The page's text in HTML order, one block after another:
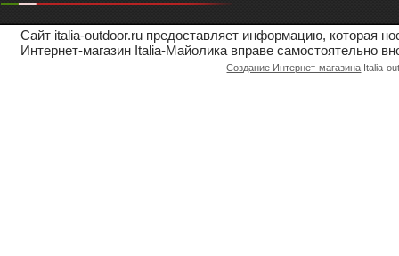
Сайт italia-outdoor.ru предоставляет информацию, которая
Интернет-магазин Italia-Майолика вправе самостоятельно
Создание Интернет-магазина Italia-